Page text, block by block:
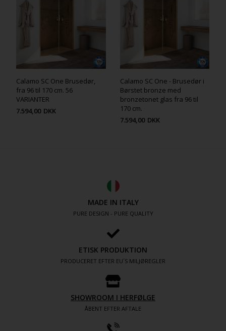
Calamo SC One Brusedør,
fra 96 til 170 cm. 56
VARIANTER
7.594,00 DKK
Calamo SC One - Brusedør i
Børstet bronze med
bronzetonet glas fra 96 til
170 cm.
7.594,00 DKK
MADE IN ITALY
PURE DESIGN - PURE QUALITY
ETISK PRODUKTION
PRODUCERET EFTER EU´S MILJØREGLER
SHOWROOM I HERFØLGE
ÅBENT EFTER AFTALE